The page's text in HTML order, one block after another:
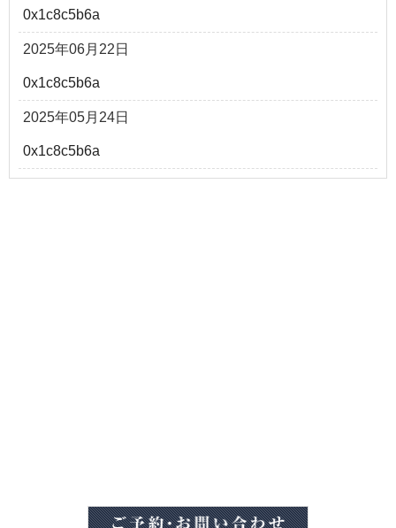
0x1c8c5b6a
2025年06月22日
0x1c8c5b6a
2025年05月24日
0x1c8c5b6a